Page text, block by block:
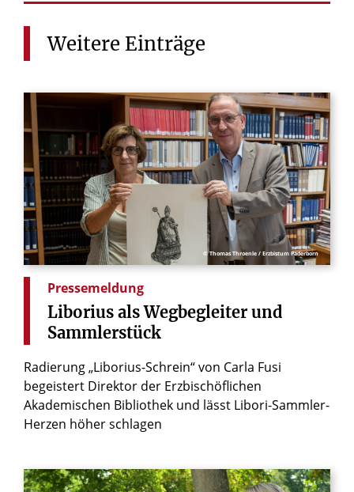
Weitere Einträge
© Thomas Throenle / Erzbistum Paderborn
Pressemeldung
Liborius als Wegbegleiter und
Sammlerstück
Radierung „Liborius-Schrein“ von Carla Fusi
begeistert Direktor der Erzbischöflichen
Akademischen Bibliothek und lässt Libori-Sammler-
Herzen höher schlagen